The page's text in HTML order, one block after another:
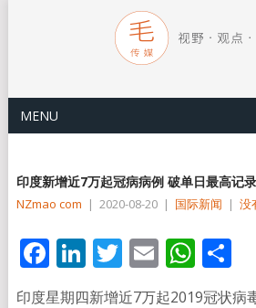
MENU
印度新增近7万起冠病病例 破单日最高记录
NZmao com | 2020-08-20 | 国际新闻 | 没
Facebook
LinkedIn
Twitter
Email分
印度星期四新增近7万起2019冠状病